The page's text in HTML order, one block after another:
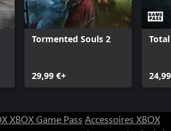
Tormented Souls 2
29,99 €+
XBOX Game Pass Accessoires XBOX